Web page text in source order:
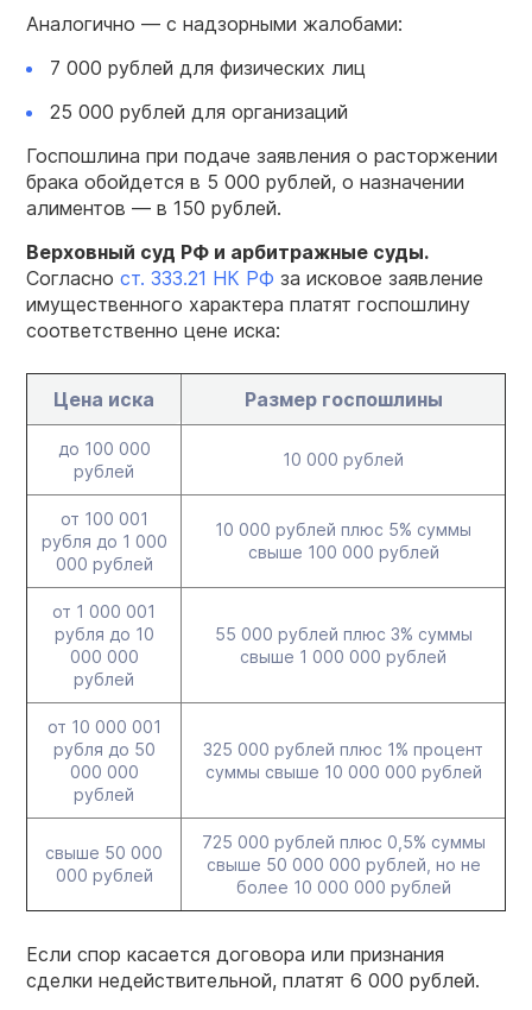
Аналогично — с надзорными жалобами:
7 000 рублей для физических лиц
25 000 рублей для организаций
Госпошлина при подаче заявления о расторжении
брака обойдется в 5 000 рублей, о назначении
алиментов — в 150 рублей.
Верховный суд РФ и арбитражные суды.
Согласно ст. 333.21 НК РФ за исковое заявление
имущественного характера платят госпошлину
соответственно цене иска:
Цена иска Размер госпошлины
до 100 000
рублей
10 000 рублей
от 100 001
рубля до 1 000
000 рублей
10 000 рублей плюс 5% суммы
свыше 100 000 рублей
от 1 000 001
рубля до 10
000 000
рублей
55 000 рублей плюс 3% суммы
свыше 1 000 000 рублей
от 10 000 001
рубля до 50
000 000
рублей
325 000 рублей плюс 1% процент
суммы свыше 10 000 000 рублей
свыше 50 000
000 рублей
725 000 рублей плюс 0,5% суммы
свыше 50 000 000 рублей, но не
более 10 000 000 рублей
Если спор касается договора или признания
сделки недействительной, платят 6 000 рублей.